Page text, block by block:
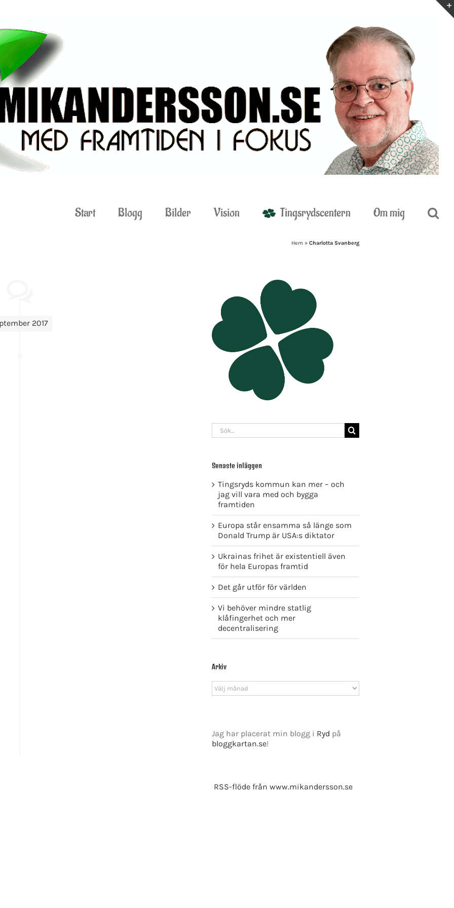
Start Blogg Bilder Vision Tingsrydscentern Om mig
Hem » Charlotta Svanberg
2017
Sök
efter:
Senaste inläggen
Tingsryds kommun kan mer – och
jag vill vara med och bygga
framtiden
Europa står ensamma så länge som
Donald Trump är USA:s diktator
Ukrainas frihet är existentiell även
för hela Europas framtid
Det går utför för världen
Vi behöver mindre statlig
klåfingerhet och mer
decentralisering
Arkiv
Arkiv
Jag har placerat min blogg i Ryd på
bloggkartan.se!
RSS-flöde från www.mikandersson.se